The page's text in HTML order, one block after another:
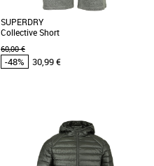
SUPERDRY
Collective Short
60,00 €
-48% 30,99 €
Vêtements pas cher et Promos
Vêtements
Ultra confortable, le COLLECTIVE